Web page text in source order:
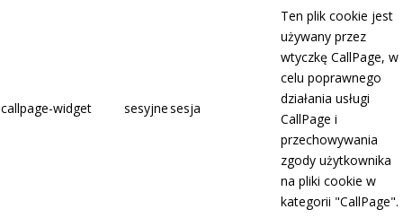
callpage-widget sesyjnesesja
Ten plik cookie jest
używany przez
wtyczkę CallPage, w
celu poprawnego
działania usługi
CallPage i
przechowywania
zgody użytkownika
na pliki cookie w
kategorii "CallPage".